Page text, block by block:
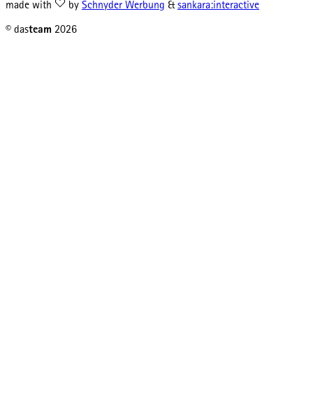
made with by Schnyder Werbung & sankara:interactive
© dasteam 2026